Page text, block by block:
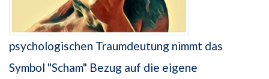
psychologischen Traumdeutung nimmt das
Symbol "Scham" Bezug auf die eigene